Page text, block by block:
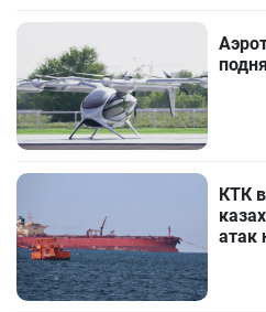
КТК
атак